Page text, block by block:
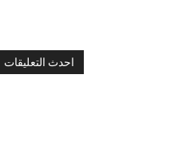
احدث التعليقات